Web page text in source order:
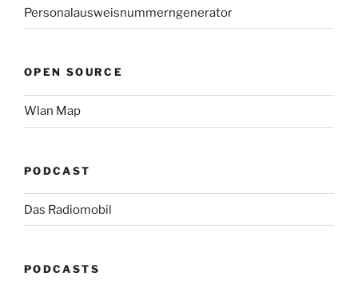
Personalausweisnummerngenerator
OPEN SOURCE
Wlan Map
PODCAST
Das Radiomobil
PODCASTS